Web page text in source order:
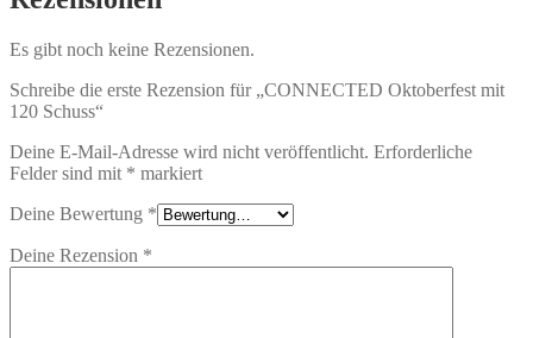
Es gibt noch keine Rezensionen.
Schreibe die erste Rezension für „CONNECTED Oktoberfest mit
120 Schuss“
Deine E-Mail-Adresse wird nicht veröffentlicht. Erforderliche
Felder sind mit * markiert
Deine Bewertung *
Deine Rezension *